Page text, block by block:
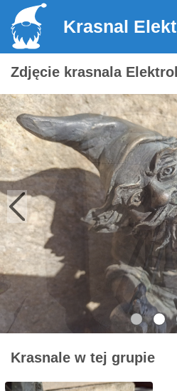
Krasnal
Zdjęcie krasnala
Krasnale w tej grupie